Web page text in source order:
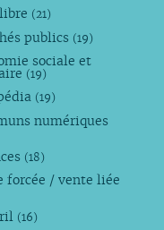
(21)
publics (19)
sociale et
(19)
(19)
numériques
(18)
forcée / vente liée
(16)